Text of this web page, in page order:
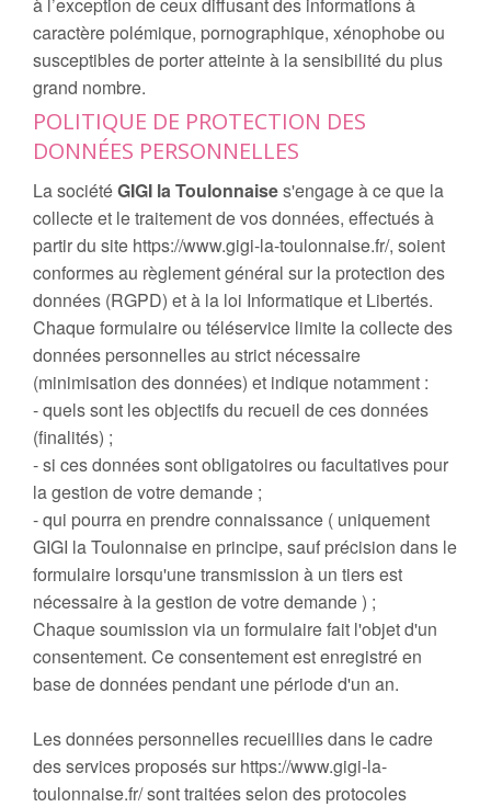
caractère polémique, pornographique, xénophobe ou
susceptibles de porter atteinte à la sensibilité du plus
grand nombre.
POLITIQUE DE PROTECTION DES
DONNÉES PERSONNELLES
La sociétéGIGI la Toulonnaises'engage à ce que la
collecte et le traitement de vos données, effectués à
partir du site https://www.gigi-la-toulonnaise.fr/, soient
conformes au règlement général sur la protection des
données (RGPD) et à la loi Informatique et Libertés.
Chaque formulaire ou téléservice limite la collecte des
données personnelles au strict nécessaire
(minimisation des données) et indique notamment :
- quels sont les objectifs du recueil de ces données
(finalités) ;
- si ces données sont obligatoires ou facultatives pour
la gestion de votre demande ;
- qui pourra en prendre connaissance ( uniquement
GIGI la Toulonnaise en principe, sauf précision dans le
formulaire lorsqu'une transmission à un tiers est
nécessaire à la gestion de votre demande ) ;
Chaque soumission via un formulaire fait l'objet d'un
consentement. Ce consentement est enregistré en
base de données pendant une période d'un an.
Les données personnelles recueillies dans le cadre
des services proposés sur https://www.gigi-la-
toulonnaise.fr/ sont traitées selon des protocoles